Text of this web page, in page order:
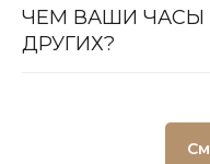
ЧЕМ ВАШИ ЧАСЫ
ДРУГИХ?